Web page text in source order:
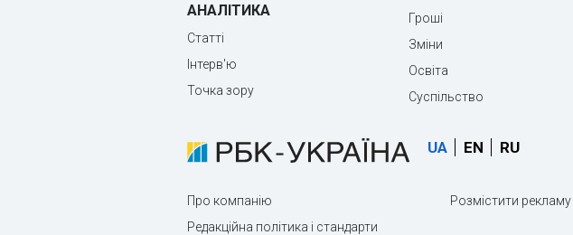
АНАЛІТИКА
Статті
Інтерв'ю
Точка зору
Гроші
Зміни
Освіта
Суспільство
UA EN RU
Про компанію
Редакційна політика і стандарти
Розмістити рекламу